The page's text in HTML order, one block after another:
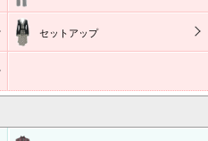
セットアップ